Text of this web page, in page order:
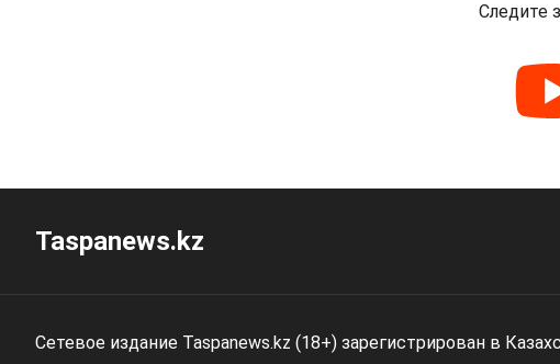
Следите
Taspanews.kz
Сетевое издание Taspanews.kz (18+) зарегистрирован в